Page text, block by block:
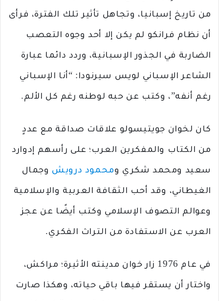
من تاريخ إسبانيا، وتجاهل تأثير تلك الفترة، فرأى
أن نظام فرانكو لم يكن إلا أحد وجوه التعصب
الضاربة في الجذور الإسبانية، وردد دائما عبارة
الشاعر الإسباني لويس سيرنودا: “أنا الإسباني
رغم أنفه”، وكتب عن حبه لوطنه رغم كل الألم.
كان لخوان جويتيسولو علاقات صداقة مع عددٍ
من الكتاب والمفكرين العرب؛ على رأسهم إدوارد
سعيد ومحمد شكري ومحمود درويش وجمال
الغيطاني، وقد أحب الثقافة العربية والإسلامية
وعوالم التصوف الإسلامي وكتب أيضًا عن عجز
العرب عن الاستفادة من التراث الفكري.
في عام 1976 زار خوان مدينته الأثيرة؛ مراكش،
واختار أن يستقر فيها باقي حياته، وهكذا صارت